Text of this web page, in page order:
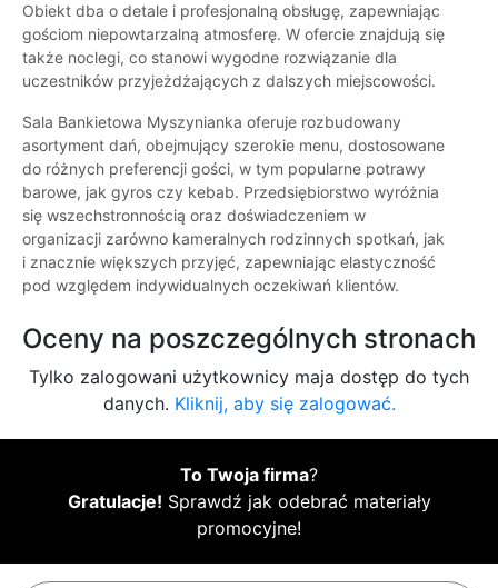
Obiekt dba o detale i profesjonalną obsługę, zapewniając
gościom niepowtarzalną atmosferę. W ofercie znajdują się
także noclegi, co stanowi wygodne rozwiązanie dla
uczestników przyjeżdżających z dalszych miejscowości.
Sala Bankietowa Myszynianka oferuje rozbudowany
asortyment dań, obejmujący szerokie menu, dostosowane
do różnych preferencji gości, w tym popularne potrawy
barowe, jak gyros czy kebab. Przedsiębiorstwo wyróżnia
się wszechstronnością oraz doświadczeniem w
organizacji zarówno kameralnych rodzinnych spotkań, jak
i znacznie większych przyjęć, zapewniając elastyczność
pod względem indywidualnych oczekiwań klientów.
Oceny na poszczególnych stronach
Tylko zalogowani użytkownicy maja dostęp do tych
danych. Kliknij, aby się zalogować.
To Twoja firma?
Gratulacje! Sprawdź jak odebrać materiały
promocyjne!